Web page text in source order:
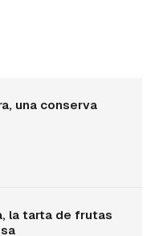
una conserva
la tarta de frutas